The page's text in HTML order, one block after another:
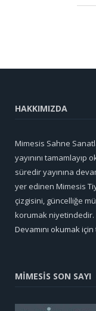
HAKKIMIZDA
Mimesis Sahne
yayınını tamamlayıp
süredir yayınına
yer edinen Mimesis
çizgisini, güncelliğe
korumak niyetindedir.
Devamını okumak için
MİMESİS SON SAYI